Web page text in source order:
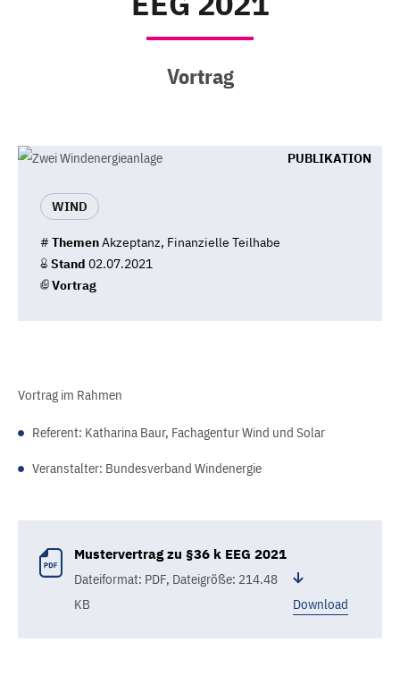
Vortrag
PUBLIKATION
WIND
# ThemenAkzeptanz, Finanzielle Teilhabe
Stand 02.07.2021
Vortrag
Vortrag im Rahmen
Referent: Katharina Baur, Fachagentur Wind und Solar
Veranstalter: Bundesverband Windenergie
Mustervertrag zu §36 k EEG 2021
Dateiformat: PDF, Dateigröße: 214.48
KB
Download